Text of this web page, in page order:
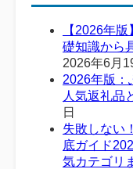
【2026年
礎知識から
2026年6月
2026年版：
人気返礼品
日
失敗しない
底ガイド
気カテゴリ